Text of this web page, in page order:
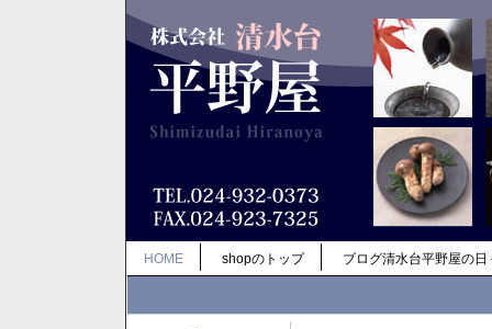
HOME shopのトップ ブログ清水台平野屋の日